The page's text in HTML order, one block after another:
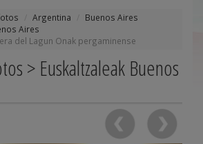
Argentina
Buenos Aires
Aires
del Lagun Onak pergaminense
> Euskaltzaleak Buenos